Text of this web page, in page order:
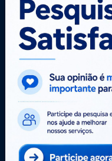
Portal da
Transparência
Convênios e
Transferências
Dados Abertos
Despesas
Diárias
Organizacional